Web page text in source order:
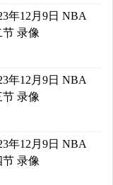
年12月9日 NBA
录像
年12月9日 NBA
录像
年12月9日 NBA
录像